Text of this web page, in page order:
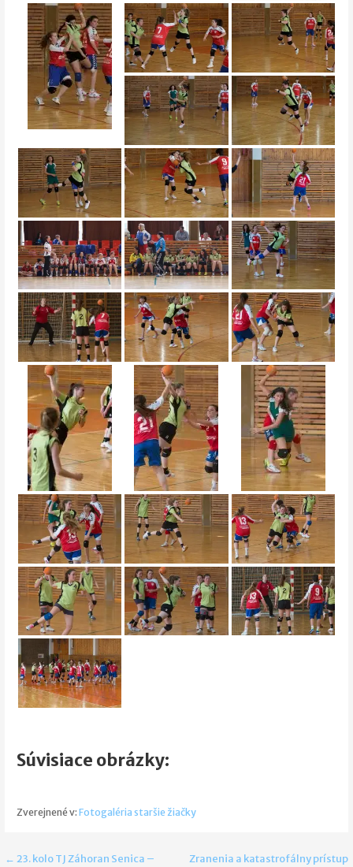
Súvisiace obrázky:
Zverejnené v: Fotogaléria staršie žiačky
← 23. kolo TJ Záhoran Senica –
Zranenia a katastrofálny prístup